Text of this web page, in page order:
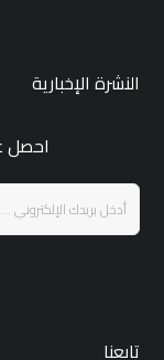
النشرة الإخبارية
احصل
تابعنا